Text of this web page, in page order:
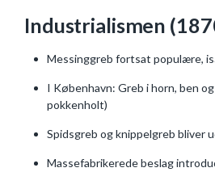
Industrialismen
Messinggreb fortsat populære,
I København: Greb i horn, ben
pokkenholt)
Spidsgreb og knippelgreb bliver
Massefabrikerede beslag